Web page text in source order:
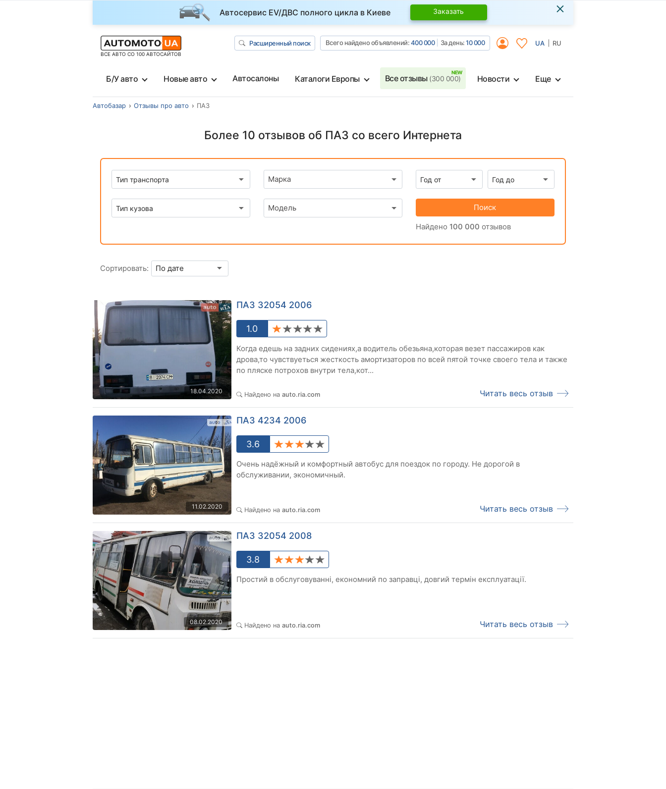
Автосервис EV/ДВС полного цикла в Киеве Заказать ×
ВСЕ АВТО СО 100 АВТОСАЙТОВ
Расширенный поиск Всего найдено объявлений:400 000 За день:10 000 UA RU
Б/У авто Новые авто Автосалоны Каталоги Европы Все отзывы (300 000) Новости Еще
Автобазар Отзывы про авто ПАЗ
Более 10 отзывов об ПАЗ со всего Интернета
Марка
Модель Поиск
Найдено 100 000 отзывов
Сортировать:
18.04.2020
ПАЗ 32054 2006
1.0
Когда едешь на задних сидениях,а водитель обезьяна,которая везет пассажиров как
дрова,то чувствуеться жесткость амортизаторов по всей пятой точке своего тела и также
по пляске потрохов внутри тела,кот...
Найдено на auto.ria.com Читать весь отзыв
11.02.2020
ПАЗ 4234 2006
3.6
Очень надёжный и комфортный автобус для поездок по городу. Не дорогой в
обслуживании, экономичный.
Найдено на auto.ria.com Читать весь отзыв
08.02.2020
ПАЗ 32054 2008
3.8
Простий в обслуговуванні, економний по заправці, довгий термін експлуатації.
Найдено на auto.ria.com Читать весь отзыв